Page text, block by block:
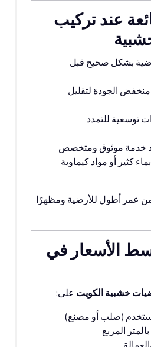
عند تركيب
بشكل صحيح قبل
الجودة لتقليل
توسعية للتمدد
خدمة موثوق ومتخصص
كثير أو مواد كيماوية
عمر أطول للأرضية ومظهرًا
الأسعار في
خشبية الكويت على:
(صلب أو مصنع)
المربع